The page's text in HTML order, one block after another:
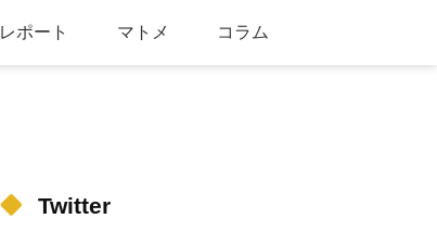
レポート マトメ コラム
Twitter